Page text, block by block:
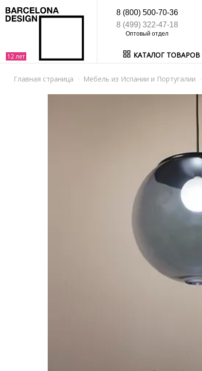
8 (800) 500-70-36
8 (499) 322-47-18
КАТАЛОГ ТОВАРОВ
Главная страница Мебель из Испании и Португалии